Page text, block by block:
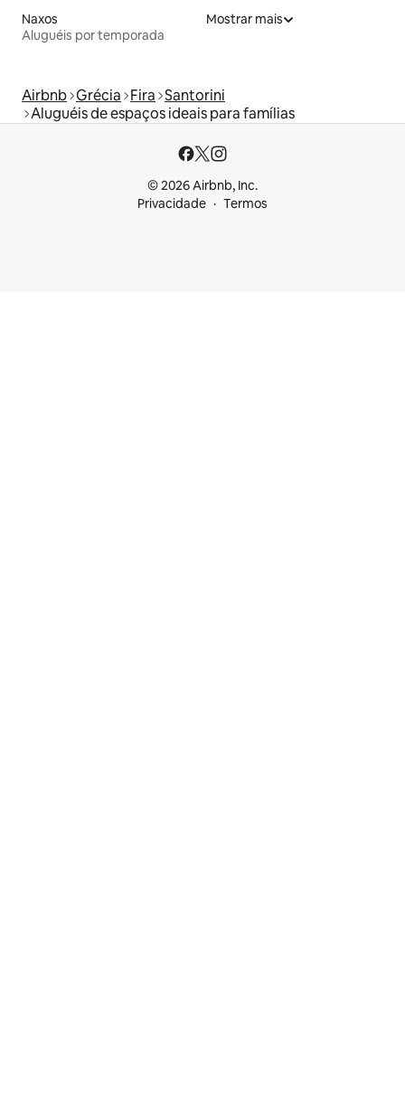
Naxos
Aluguéis por temporada
Mostrar mais
Airbnb Grécia Fira Santorini
Aluguéis de espaços ideais para famílias
© 2026 Airbnb, Inc.
Privacidade
Termos